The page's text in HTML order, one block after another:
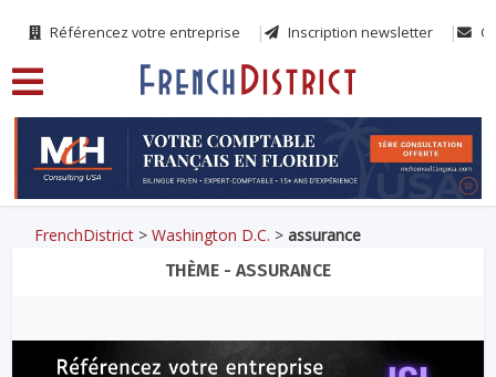
Référencez votre entreprise Inscription newsletter
FrenchDistrict >Washington D.C. >assurance
THÈME - ASSURANCE